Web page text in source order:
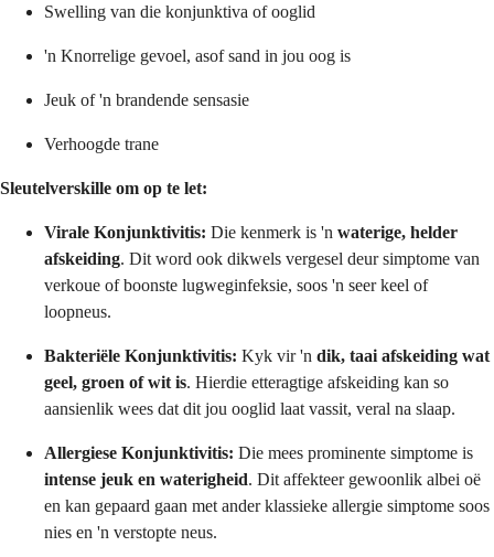
Swelling van die konjunktiva of ooglid
'n Knorrelige gevoel, asof sand in jou oog is
Jeuk of 'n brandende sensasie
Verhoogde trane
Sleutelverskille om op te let:
Virale Konjunktivitis: Die kenmerk is 'n waterige, helder
afskeiding. Dit word ook dikwels vergesel deur simptome van
verkoue of boonste lugweginfeksie, soos 'n seer keel of
loopneus.
Bakteriële Konjunktivitis: Kyk vir 'n dik, taai afskeiding wat
geel, groen of wit is. Hierdie etteragtige afskeiding kan so
aansienlik wees dat dit jou ooglid laat vassit, veral na slaap.
Allergiese Konjunktivitis: Die mees prominente simptome is
intense jeuk en waterigheid. Dit affekteer gewoonlik albei oë
en kan gepaard gaan met ander klassieke allergie simptome soos
nies en 'n verstopte neus.